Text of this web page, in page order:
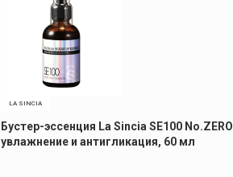
LA SINCIA
Бустер-эссенция La Sincia SE100 No.ZERO
увлажнение и антигликация, 60 мл